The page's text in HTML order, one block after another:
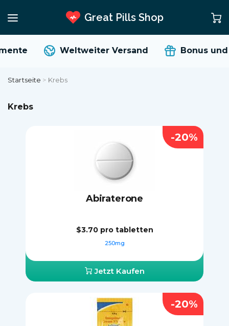
Great Pills Shop
Weltweiter Versand Bonus und
Startseite > Krebs
Krebs
Abiraterone
$3.70 pro tabletten
250mg
Jetzt Kaufen
-20%
-20%